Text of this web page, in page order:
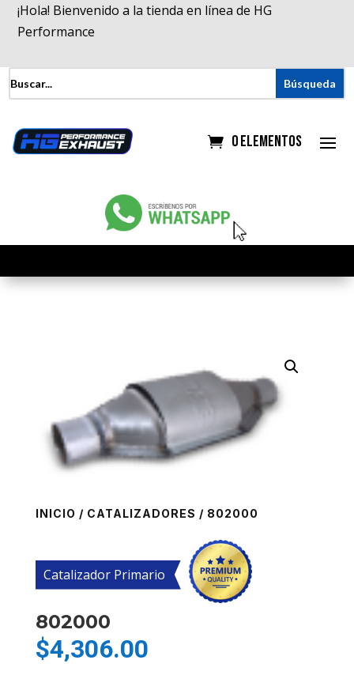
¡Hola! Bienvenido a la tienda en línea de HG
Performance
0 elementos
INICIO / CATALIZADORES / 802000
Catalizador Primario
802000
$4,306.00